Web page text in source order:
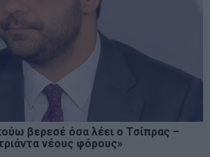
βερεσέ όσα λέει ο Τσίπρας –
νέους φόρους»